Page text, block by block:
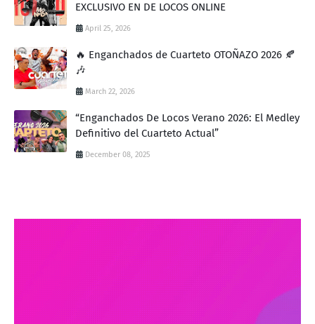
EXCLUSIVO EN DE LOCOS ONLINE
April 25, 2026
🔥 Enganchados de Cuarteto OTOÑAZO 2026 🍂
🎶
March 22, 2026
“Enganchados De Locos Verano 2026: El Medley
Definitivo del Cuarteto Actual”
December 08, 2025